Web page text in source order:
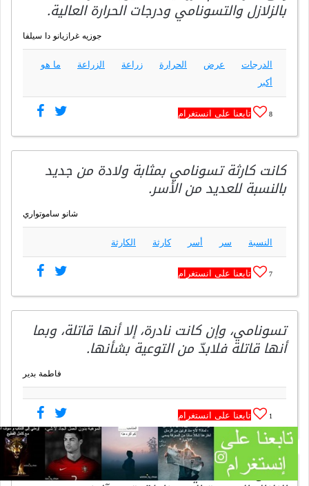
بالزلازل والتسونامي ودرجات الحرارة العالية.
جوزيه غرازيانو دا سيلفا
الدرجات عرض الحرارة زراعة الزراعة
ما هو
أكبر
8 تابعنا على انستغرام
كانت كارثة تسونامي بمثابة ولادة من جديد
بالنسبة للعديد من الأسر.
شانو ساموتواري
النسبة سر أسر كارثة الكارثة
7 تابعنا على انستغرام
تسونامي، وإن كانت نادرة، إلا أنها قاتلة، وبما
أنها قاتلة فلابدّ من التوعية بشأنها.
فاطمة بدير
1 تابعنا على انستغرام
أمواج التسونامي الجبارة قادرة على نقل طاقة